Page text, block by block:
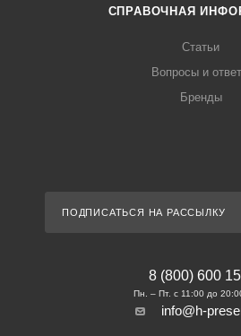
СПРАВОЧНАЯ
Статьи
Вопросы и
Бренды
ПОДПИСАТЬСЯ НА РАССЫЛКУ
8 (800) 600
info@h-